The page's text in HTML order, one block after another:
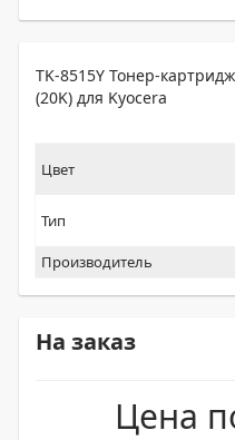
TK-8515Y Тонер-
(20K) для Kyocera
Цвет
Тип
Производитель
На заказ
Цена